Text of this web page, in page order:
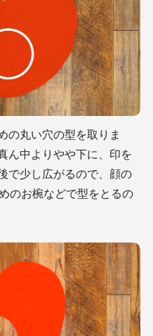
の丸い穴の型を取りま
ん中よりやや下に、印を
で少し広がるので、顔の
のお椀などで型をとるの